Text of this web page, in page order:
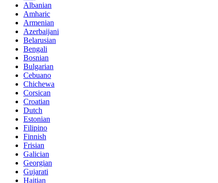
Albanian
Amharic
Armenian
Azerbaijani
Belarusian
Bengali
Bosnian
Bulgarian
Cebuano
Chichewa
Corsican
Croatian
Dutch
Estonian
Filipino
Finnish
Frisian
Galician
Georgian
Gujarati
Haitian